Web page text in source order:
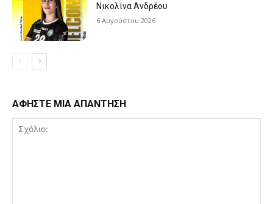
Νικολίνα Ανδρέου
6 Αυγούστου 2026
ΑΦΗΣΤΕ ΜΙΑ ΑΠΑΝΤΗΣΗ